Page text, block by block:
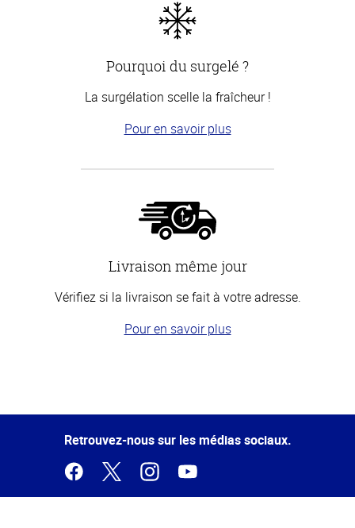
Pourquoi du surgelé ?
La surgélation scelle la fraîcheur !
Pour en savoir plus
Livraison même jour
Vérifiez si la livraison se fait à votre adresse.
Pour en savoir plus
de la
Retrouvez-nous sur les médias sociaux.